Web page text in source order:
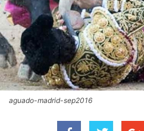
aguado-madrid-sep2016